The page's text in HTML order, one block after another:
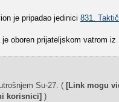
je pripadao jedinici 831.
je oboren prijateljskom vatrom iz
Su-27. ( [Link mogu
korisnici] )